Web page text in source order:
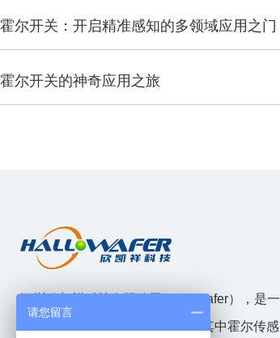
霍尔开关：开启精准感知的多领域应用之门
霍尔开关的神奇应用之旅
深圳欣凯祥科技有限公司（hallwafer），是一
家模拟和混合信号IC设计企业，其中霍尔传感
请您留言